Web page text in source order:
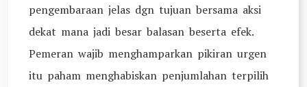
pengembaraan jelas dgn tujuan bersama aksi
dekat mana jadi besar balasan beserta efek.
Pemeran wajib menghamparkan pikiran urgen
itu paham menghabiskan penjumlahan terpilih